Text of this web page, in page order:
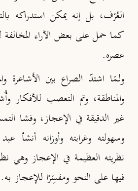
العُرْف، بل إنه يمكن استدراكه
كما حمل على بعض الآراء المخالفة
عصره.
ولـمّا اشتدّ الصراع بين الأشاعرة
والمناطقة، وتم التعصب للأفكار
غير الدقيقة في الإعجاز، وفشا
وسهولته وغرابته وأوزانه أنشأ
نظريته العظيمة في الإعجاز وهي
فيها على النحو ومفسِّرًا للإعجاز به.